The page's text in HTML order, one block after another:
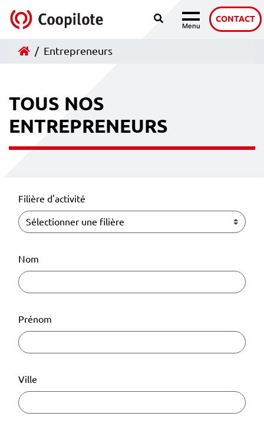
Accéder au contenu Recherche
MenuNavigation
CONTACT
AccueilEntrepreneurs
TOUS NOS
ENTREPRENEURS
Filière d'activité
Nom
Prénom
Ville